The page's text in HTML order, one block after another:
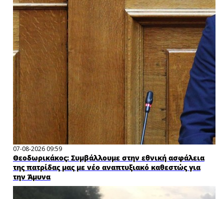
07-08-2026 09:59
Θεοδωρικάκος: Συμβάλλουμε στην εθνική ασφάλεια
της πατρίδας μας με νέο αναπτυξιακό καθεστώς για
την Άμυνα